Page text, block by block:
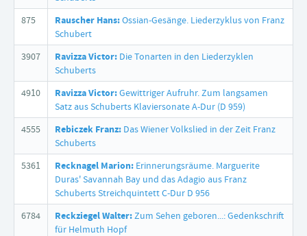
875
Rauscher Hans:Ossian-Gesänge. Liederzyklus von Franz
Schubert
3907
Ravizza Victor: Die Tonarten in den Liederzyklen
Schuberts
4910
Ravizza Victor:Gewittriger Aufruhr. Zum langsamen
Satz aus Schuberts Klaviersonate A-Dur (D 959)
4555
Rebiczek Franz: Das Wiener Volkslied in der Zeit Franz
Schuberts
5361
Recknagel Marion: Erinnerungsräume. Marguerite
Duras' Savannah Bay und das Adagio aus Franz
Schuberts Streichquintett C-Dur D 956
6784
Reckziegel Walter:Zum Sehen geboren...: Gedenkschrift
für Helmuth Hopf